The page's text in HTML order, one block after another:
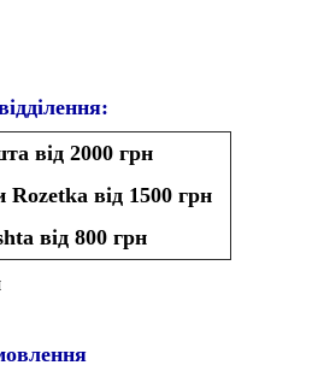
від 2000 грн
Rozetka від 1500 грн
від 800 грн